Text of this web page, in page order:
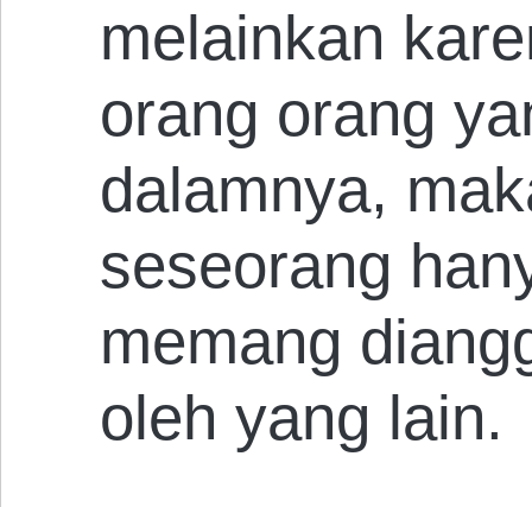
melainkan
orang orang
dalamnya,
seseorang
memang
oleh yang lain.